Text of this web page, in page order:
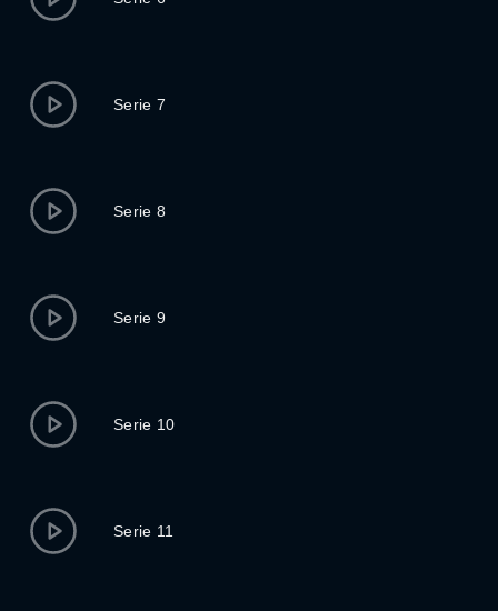
Serie 7
Serie 8
Serie 9
Serie 10
Serie 11